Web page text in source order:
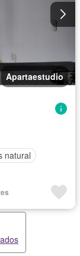
Apartaestudio
natural